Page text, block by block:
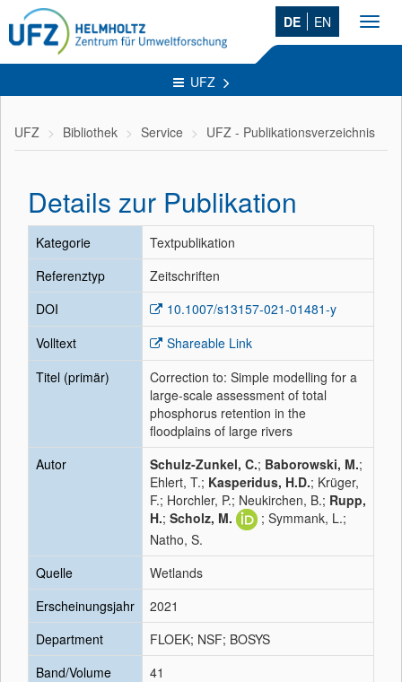
DE EN
UFZ
UFZ Bibliothek Service UFZ - Publikationsverzeichnis
Details zur Publikation
Kategorie
Textpublikation
Referenztyp
Zeitschriften
DOI
10.1007/s13157-021-01481-y
Volltext
Shareable Link
Titel (primär)
Correction to: Simple modelling for a
large-scale assessment of total
phosphorus retention in the
floodplains of large rivers
Autor
Schulz-Zunkel, C.; Baborowski, M.;
Ehlert, T.; Kasperidus, H.D.; Krüger,
F.; Horchler, P.; Neukirchen, B.; Rupp,
H.; Scholz, M.
; Symmank, L.;
Natho, S.
Quelle
Wetlands
Erscheinungsjahr
2021
Department
FLOEK; NSF; BOSYS
Band/Volume
41